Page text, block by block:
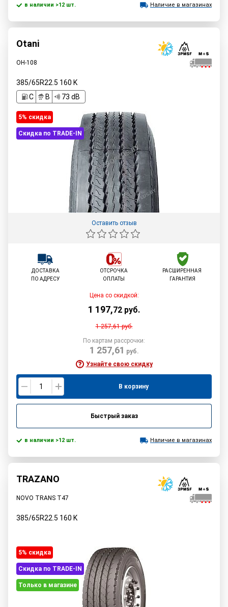
в наличии >12 шт. Наличие в магазинах
Otani
OH-108
385/65R22.5 160 K
C
B 73 dB
5% cкидка
Скидка по TRADE-IN
Оставить отзыв
ДОСТАВКА
ПО АДРЕСУ
ОТСРОЧКА
ОПЛАТЫ
РАСШИРЕННАЯ
ГАРАНТИЯ
Цена со скидкой:
1 197,72 руб.
1 257,61руб.
По картам рассрочки:
1 257,61 руб.
Узнайте свою скидку
В корзину
Быстрый заказ
в наличии >12 шт. Наличие в магазинах
TRAZANO
NOVO TRANS T47
385/65R22.5 160 K
5% cкидка
Скидка по TRADE-IN
Только в магазине